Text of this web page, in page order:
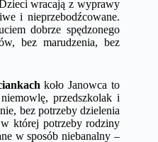
wracają z wyprawy
i nieprzebodźcowane.
dobrze spędzonego
bez marudzenia, bez
koło Janowca to
przedszkolak i
bez potrzeby dzielenia
której potrzeby rodziny
w sposób niebanalny –